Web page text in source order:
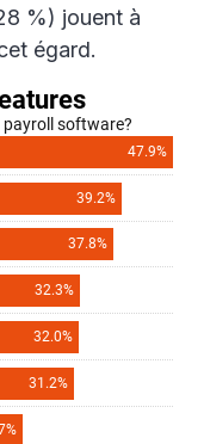
%) jouent à
égard.